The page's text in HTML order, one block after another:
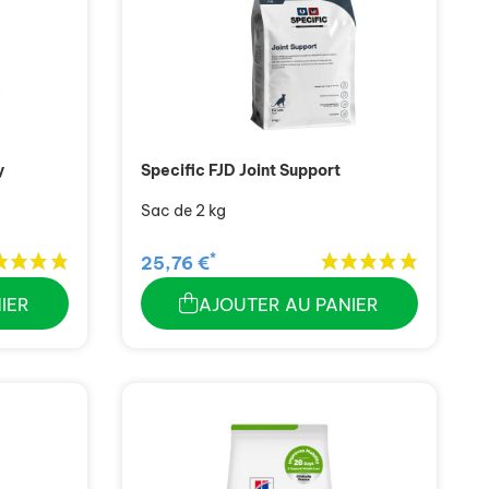
Specific FJD Joint Support
Sac de 2 kg
25,76 €*
AJOUTER AU PANIER